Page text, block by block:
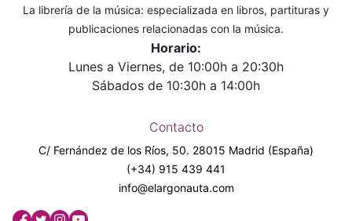
La librería de la música: especializada en libros, partituras y
publicaciones relacionadas con la música.
Horario:
Lunes a Viernes, de 10:00h a 20:30h
Sábados de 10:30h a 14:00h
Contacto
C/ Fernández de los Ríos, 50. 28015 Madrid (España)
(+34) 915 439 441
info@elargonauta.com